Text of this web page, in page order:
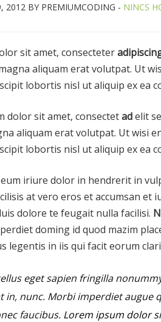
2012 BY PREMIUMCODING - NINCS
sit amet, consecteter
aliquam erat volutpat. Ut
lobortis nisl ut aliquip ex ea
dolor sit amet, consectetadelit
aliquam erat volutpat. Ut wisi
lobortis nisl ut aliquip ex ea
iriure dolor in hendrerit in
at vero eros et accumsan
dolore te feugait nulla facilisi.
doming id quod mazim
legentis in iis qui facit eorum
eget sapien fringilla
in, nunc. Morbi imperdiet augue
faucibus. Lorem ipsum dolor